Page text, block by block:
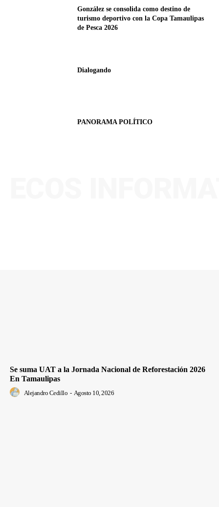
González se consolida como destino de
turismo deportivo con la Copa Tamaulipas
de Pesca 2026
Dialogando
PANORAMA POLÍTICO
Se suma UAT a la Jornada Nacional de Reforestación 2026
En Tamaulipas
Alejandro Cedillo - Agosto 10, 2026